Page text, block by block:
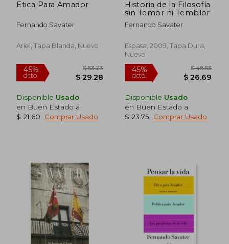
45%
dcto.
45%
dcto.
Etica Para Amador
Fernando Savater
Ariel, Tapa Blanda, Nuevo
Disponible Usado
en Buen Estado a
$ 21.60
Comprar Usado
Historia de la Filosofía
sin Temor ni Temblor
Fernando Savater
Espasa, 2009, Tapa Dura,
Nuevo
Disponible Usado
en Buen Estado a
$ 23.75
Comprar Usado